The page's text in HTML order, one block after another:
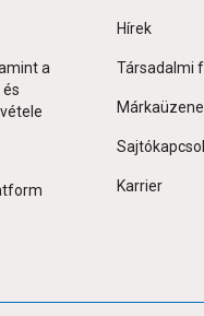
a
Hírek
Társadalmi
Karrier